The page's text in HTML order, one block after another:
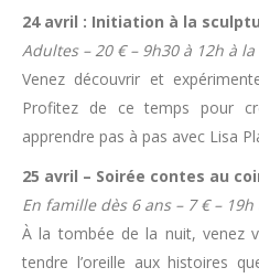
24 avril : Initiation à la
Adultes – 20 € – 9h30 à 12h à
Venez découvrir et
Profitez de ce temps pour
apprendre pas à pas avec Lisa
25 avril – Soirée contes au
En famille dès 6 ans – 7 € –
À la tombée de la nuit, venez
tendre l’oreille aux histoires